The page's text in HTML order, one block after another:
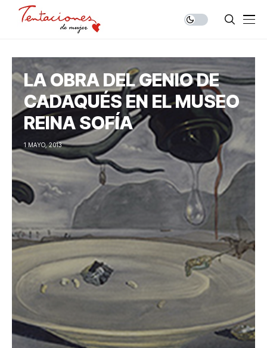
LA OBRA DEL GENIO DE
CADAQUÉS EN EL MUSEO
REINA SOFÍA
1 MAYO, 2013